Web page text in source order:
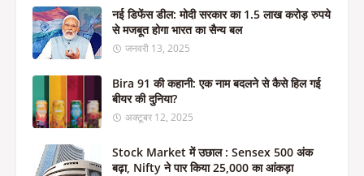
नई डिफेंस डील: मोदी सरकार का 1.5 लाख करोड़ रुपये
से मजबूत होगा भारत का सैन्य बल
जनवरी 13, 2025
Bira 91 की कहानी: एक नाम बदलने से कैसे हिल गई
बीयर की दुनिया?
अक्टूबर 12, 2025
Stock Market में उछाल : Sensex 500 अंक
बढ़ा, Nifty ने पार किया 25,000 का आंकड़ा